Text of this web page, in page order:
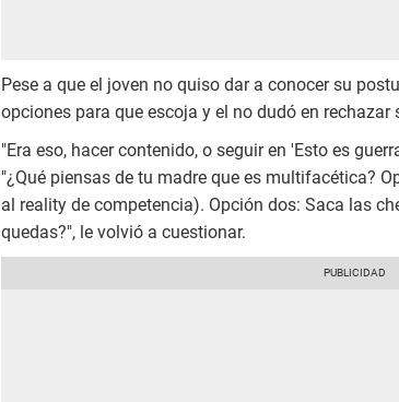
Pese a que el joven no quiso dar a conocer su
opciones para que escoja y el no dudó en rechazar
"Era eso, hacer contenido, o seguir en 'Esto es
"¿Qué piensas de tu madre que es multifacética?
al reality de competencia). Opción dos: Saca las
quedas?", le volvió a cuestionar.